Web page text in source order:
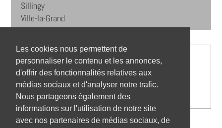
Les cookies nous permettent de
personnaliser le contenu et les annonces,
d'offrir des fonctionnalités relatives aux
médias sociaux et d'analyser notre trafic.
Nous partageons également des
informations sur l'utilisation de notre site
avec nos partenaires de médias sociaux, de
Sillingy
Ville-la-Grand